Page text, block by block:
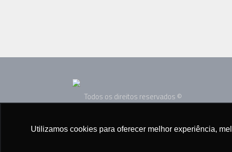
Utilizamos cookies para oferecer melhor experiência,
Todos os direitos reservados ©